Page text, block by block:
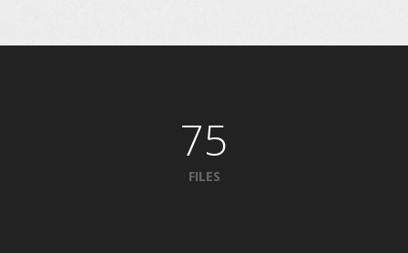
75
FILES